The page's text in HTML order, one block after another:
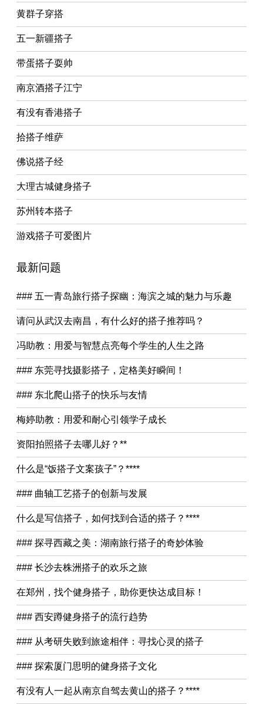
黄群子穿搭
五一新疆搭子
带蛋搭子耍帅
南京酒搭子江宁
有没有香港搭子
拾搭子维萨
佛说搭子经
大理古城健身搭子
苏州转本搭子
游戏搭子可爱图片
最新问题
### 五一青岛旅行搭子探幽：海滨之城的魅力与乐趣
请问从武汉去南昌，有什么好的搭子推荐吗？
冯助教：用爱与智慧点亮每个学生的人生之路
### 东莞寻找摄影搭子，定格美好瞬间！
### 东北爬山搭子的快乐与友情
梅婷助教：用爱和耐心引领学子成长
资阳拍照搭子去哪儿好？**
什么是“饭搭子文案孩子”？****
### 曲轴工艺搭子的创新与发展
什么是写信搭子，如何找到合适的搭子？****
### 探寻西藏之美：湖南旅行搭子的奇妙体验
### 长沙去株洲搭子的欢乐之旅
在郑州，找个健身搭子，助你更快达成目标！
### 西安蹲健身搭子的流行趋势
### 从考研失败到旅途相伴：寻找心灵的搭子
### 探索厦门思明的健身搭子文化
有没有人一起从南京自驾去黄山的搭子？****